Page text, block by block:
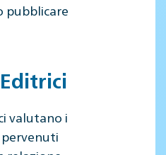
pubblicare
valutano i